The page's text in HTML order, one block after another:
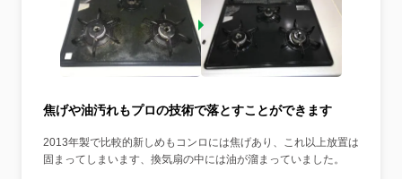
焦げや油汚れもプロの技術で落とすことができます
2013年製で比較的新しめもコンロには焦げあり、これ以上放置は
固まってしまいます、換気扇の中には油が溜まっていました。